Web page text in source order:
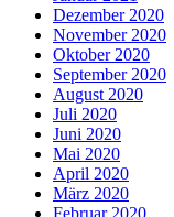
Dezember 2020
November 2020
Oktober 2020
September 2020
August 2020
Juli 2020
Juni 2020
Mai 2020
April 2020
März 2020
Februar 2020